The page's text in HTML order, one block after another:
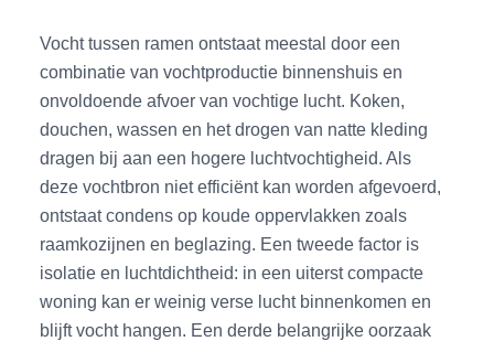
Vocht tussen ramen ontstaat meestal door een
combinatie van vochtproductie binnenshuis en
onvoldoende afvoer van vochtige lucht. Koken,
douchen, wassen en het drogen van natte kleding
dragen bij aan een hogere luchtvochtigheid. Als
deze vochtbron niet efficiënt kan worden afgevoerd,
ontstaat condens op koude oppervlakken zoals
raamkozijnen en beglazing. Een tweede factor is
isolatie en luchtdichtheid: in een uiterst compacte
woning kan er weinig verse lucht binnenkomen en
blijft vocht hangen. Een derde belangrijke oorzaak